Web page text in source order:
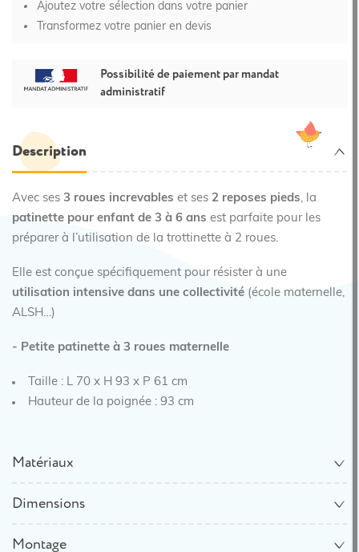
Ajoutez votre sélection dans votre panier
Transformez votre panier en devis
Possibilité de paiement par mandat
administratif
Description
Avec ses 3 roues increvables et ses 2 reposes pieds, la
patinette pour enfant de 3 à 6 ans est parfaite pour les
préparer à l’utilisation de la trottinette à 2 roues.
Elle est conçue spécifiquement pour résister à une
utilisation intensive dans une collectivité (école maternelle,
ALSH…)
- Petite patinette à 3 roues maternelle
Taille : L 70 x H 93 x P 61 cm
Hauteur de la poignée : 93 cm
Matériaux
Dimensions
Montage